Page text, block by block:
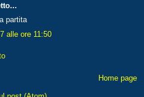
partita
alle ore 11:50
Home page